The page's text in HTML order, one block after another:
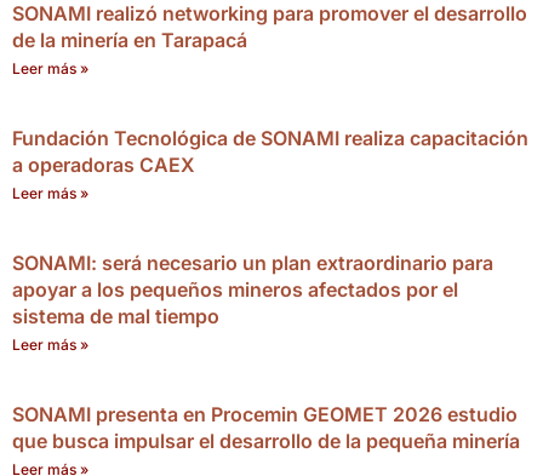
SONAMI realizó networking para promover el desarrollo
de la minería en Tarapacá
Leer más »
Fundación Tecnológica de SONAMI realiza capacitación
a operadoras CAEX
Leer más »
SONAMI: será necesario un plan extraordinario para
apoyar a los pequeños mineros afectados por el
sistema de mal tiempo
Leer más »
SONAMI presenta en Procemin GEOMET 2026 estudio
que busca impulsar el desarrollo de la pequeña minería
Leer más »